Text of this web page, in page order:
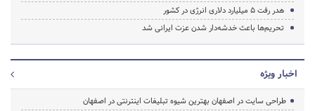
هدر رفت ۵ میلیارد دلاری انرژی در کشور
تحریم‌ها باعث خدشه‌دار شدن عزت ایرانی شد
اخبار ویژه
طراحی سایت در اصفهان بهترین شیوه تبلیغات اینترنتی در اصفهان